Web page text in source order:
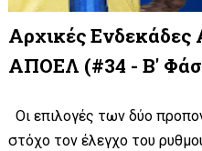
Αρχικές
ΑΠΟΕΛ (#34 - Β'
Οι επιλογές των δύο
στόχο τον έλεγχο του